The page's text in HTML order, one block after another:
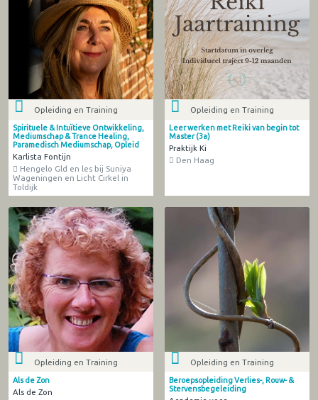
Opleiding en Training
Spirituele & Intuïtieve Ontwikkeling,
Mediumschap & Trance Healing,
Paramedisch Mediumschap, Opleid
Karlista Fontijn
Hengelo Gld en les bij Suniya
Wageningen en Licht Cirkel in
Toldijk
Opleiding en Training
Leer werken met Reiki van begin tot
Master (3a)
Praktijk Ki
Den Haag
Opleiding en Training
Als de Zon
Als de Zon
Opleiding en Training
Beroepsopleiding Verlies-, Rouw- &
Stervensbegeleiding